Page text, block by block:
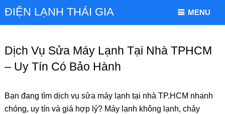
ĐIỆN LẠNH THÁI GIA MENU
Dịch Vụ Sửa Máy Lạnh Tại Nhà TPHCM
– Uy Tín Có Bảo Hành
Bạn đang tìm dịch vụ sửa máy lạnh tại nhà TP.HCM nhanh
chóng, uy tín và giá hợp lý? Máy lạnh không lạnh, chảy